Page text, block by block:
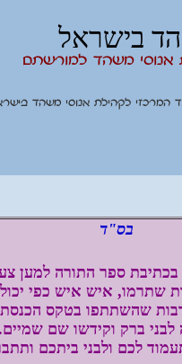
בישראל
משהד למורשתם
המרכזי לקהילת אנוסי משהד
בס"ד
ספר התורה למען
שתרמו, איש איש כפי
שהשתתפו בטקס
לבני ברק וקידשו שם
לכם ולבני ביתכם